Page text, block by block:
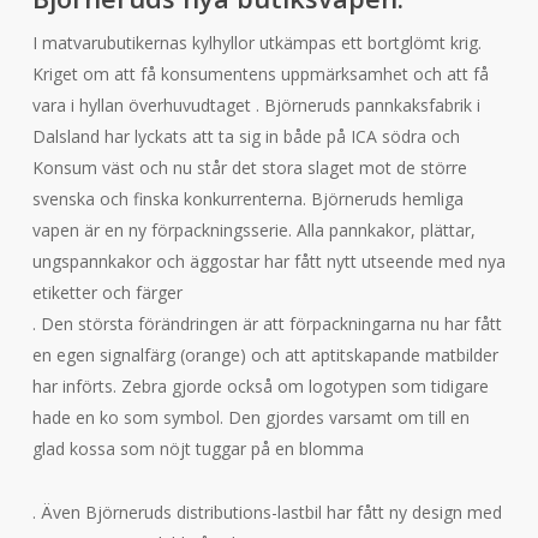
I matvarubutikernas kylhyllor utkämpas ett bortglömt krig.
Kriget om att få konsumentens uppmärksamhet och att få
vara i hyllan överhuvudtaget . Björneruds pannkaksfabrik i
Dalsland har lyckats att ta sig in både på ICA södra och
Konsum väst och nu står det stora slaget mot de större
svenska och finska konkurrenterna. Björneruds hemliga
vapen är en ny förpackningsserie. Alla pannkakor, plättar,
ungspannkakor och äggostar har fått nytt utseende med nya
etiketter och färger
. Den största förändringen är att förpackningarna nu har fått
en egen signalfärg (orange) och att aptitskapande matbilder
har införts. Zebra gjorde också om logotypen som tidigare
hade en ko som symbol. Den gjordes varsamt om till en
glad kossa som nöjt tuggar på en blomma
. Även Björneruds distributions-lastbil har fått ny design med